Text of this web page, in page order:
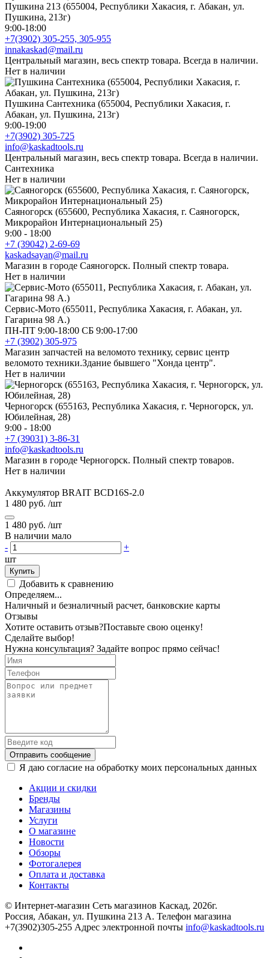
Пушкина 213 (655004, Республики Хакасия, г. Абакан, ул.
Пушкина, 213г)
9:00-18:00
+7(3902) 305-255, 305-955
innakaskad@mail.ru
Центральный магазин, весь спектр товара. Всегда в наличии.
Нет в наличии
Пушкина Сантехника (655004, Республики Хакасия, г.
Абакан, ул. Пушкина, 213г)
9:00-19:00
+7(3902) 305-725
info@kaskadtools.ru
Центральный магазин, весь спектр товара. Всегда в наличии.
Сантехника
Нет в наличии
Саяногорск (655600, Республика Хакасия, г. Саяногорск,
Микрорайон Интернациональный 25)
9:00 - 18:00
+7 (39042) 2-69-69
kaskadsayan@mail.ru
Магазин в городе Саяногорск. Полный спектр товара.
Нет в наличии
Сервис-Мото (655011, Республика Хакасия, г. Абакан, ул.
Гагарина 98 А.)
ПН-ПТ 9:00-18:00 СБ 9:00-17:00
+7 (3902) 305-975
Магазин запчастей на веломото технику, сервис центр
веломото техники.Здание бывшего "Хонда центр".
Нет в наличии
Черногорск (655163, Республика Хакасия, г. Черногорск, ул.
Юбилейная, 28)
9:00 - 18:00
+7 (39031) 3-86-31
info@kaskadtools.ru
Магазин в городе Черногорск. Полный спектр товаров.
Нет в наличии
Аккумулятор BRAIT BCD16S-2.0
1 480 руб. /шт
1 480 руб. /шт
В наличии мало
-
+
шт
Купить
Добавить к сравнению
Определяем...
Наличный и безналичный расчет, банковские карты
Отзывы
Хотите оставить отзыв?Поставьте свою оценку!
Сделайте выбор!
Нужна консультация? Задайте вопрос прямо сейчас!
Отправить сообщение
Я даю согласие на обработку моих персональных данных
Акции и скидки
Бренды
Магазины
Услуги
О магазине
Новости
Обзоры
Фотогалерея
Оплата и доставка
Контакты
© Интернет-магазин Сеть магазинов Каскад, 2026г.
Россия, Абакан, ул. Пушкина 213 А. Телефон магазина
+7(3902)305-255 Адрес электронной почты info@kaskadtools.ru